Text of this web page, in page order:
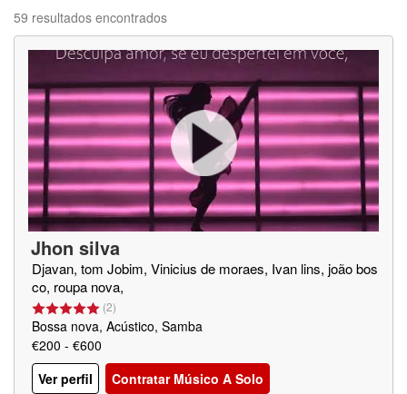
59 resultados encontrados
Jhon silva
Djavan, tom Jobim, Vinicius de moraes, Ivan lins, joão bos
co, roupa nova,
(2)
Bossa nova, Acústico, Samba
€200 - €600
Ver perfil
Contratar Músico A Solo